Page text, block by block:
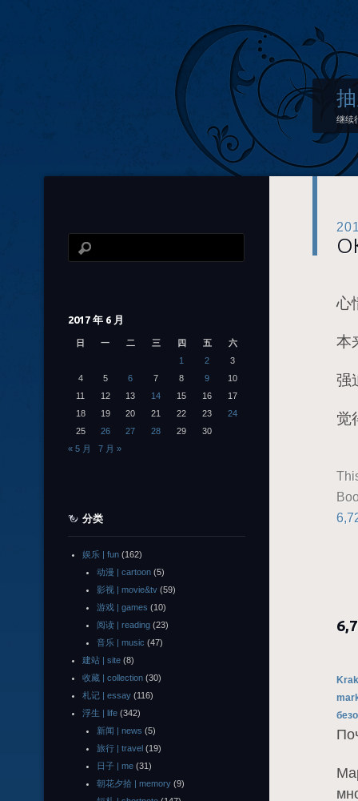
继续
心
本
强
觉
2017 年 6 月
日 一 二 三 四 五
六
1
2
3
4
5 6 7 8 9
10
11
12 13 14 15 16
17
18
19 20 21 22 23
24
25
26 27 28 29
30
« 5 月
7 月 »
分类
娱乐 | fun (162)
动漫 | cartoon (5)
影视 | movie&tv (59)
游戏 | games (10)
阅读 | reading (23)
音乐 | music (47)
建站 | site (8)
收藏 | collection (30)
札记 | essay (116)
浮生 | life (342)
新闻 | news (5)
旅行 | travel (19)
日子 | me (31)
朝花夕拾 | memory (9)